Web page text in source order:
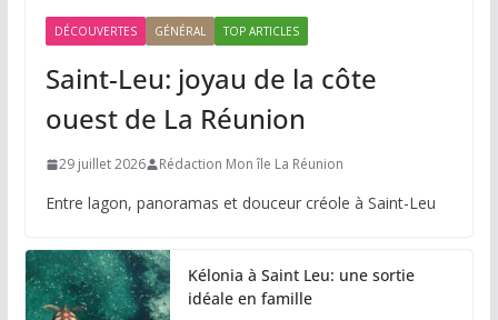
DÉCOUVERTES GÉNÉRAL TOP ARTICLES
Saint-Leu: joyau de la côte
ouest de La Réunion
29 juillet 2026 Rédaction Mon île La Réunion
Entre lagon, panoramas et douceur créole à Saint-Leu
Kélonia à Saint Leu: une sortie
idéale en famille